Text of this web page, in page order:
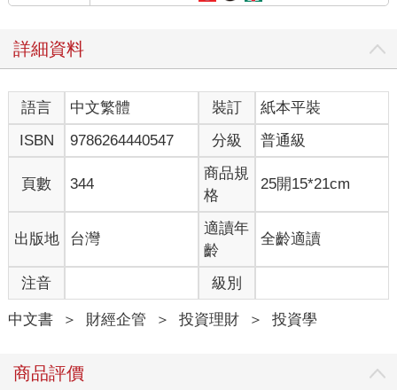
舊。每本書、每次課程、每段斜桿過程，都是研發支出。短期看
線。把好奇心當成研發部門主管，解決問題的能力當成你的危機
小組，允許它們帶隊實驗，你才能像發現生命中的新天新地。
當然，優良企業還講究公司治理。嘿，你既是大股東，也是執行
長，還身兼獨立董事。麻煩訂一份章程：你的使命在哪裡。你要
創造獲利，還要懂得「分紅」：分給自己，也分給幫助你的人；
你的公司越厚待股東與員工，才繼續壯大。
最後，記得在每年歲末舉行股東會─其實最重要股東只有你自
己：檢視今年業績，關注成長，修正失誤；同時也別忘了發放股
息─ 給自己一次旅行或完成有趣挑戰的機會。如此循環，你這一
家「自己」股份有限公司便能在時間這條長線上，走出穩健而獨
特的技術線圖。
好的公司絕對不是慌亂的草台班子，想獲利，不能沒有章法。
以個人來說，想要致富，也得有「樣子」，沒有樣子的，就算一
時贏了什麼，也叫做「暴發戶」。暴發戶經不起長時間考驗。
巴菲特曾經說：「股市賺錢的必備條件是『特殊的賺錢氣質』，
不必有過人的智慧，精明與投資獲利之間不能畫上等號。」也就
詳細資料
語言 中文繁體 裝訂
紙本平裝
ISBN
9786264440547 分級 普通級
頁數 344
商品規
格
25開15*21cm
出版地 台灣
適讀年
齡
全齡適讀
注音 級別
中文書 ＞ 財經企管 ＞ 投資理財 ＞ 投資學
商品評價